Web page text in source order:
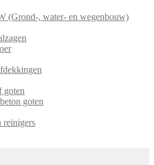
(Grond-, water- en wegenbouw)
goten
goten
reinigers